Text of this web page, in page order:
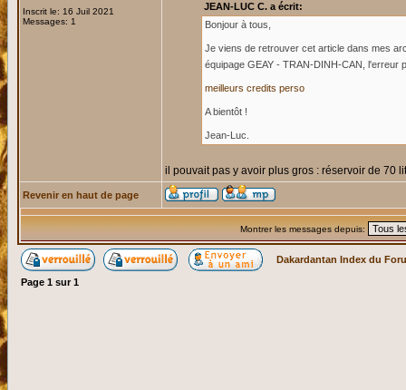
Inscrit le: 16 Juil 2021
Messages: 1
JEAN-LUC C. a écrit:
Bonjour à tous,
Je viens de retrouver cet article dans mes
équipage GEAY - TRAN-DINH-CAN, l'erreur
meilleurs credits perso
A bientôt !
Jean-Luc.
il pouvait pas y avoir plus gros : réservoir de 70
Revenir en haut de page
Montrer les messages depuis:
Dakardantan Index du
Page 1 sur1